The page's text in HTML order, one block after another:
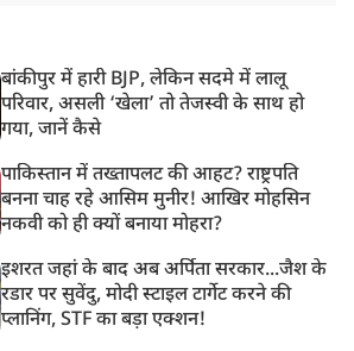
बांकीपुर में हारी BJP, लेकिन सदमे में लालू
परिवार, असली ‘खेला’ तो तेजस्वी के साथ हो
गया, जानें कैसे
पाकिस्तान में तख्तापलट की आहट? राष्ट्रपति
बनना चाह रहे आसिम मुनीर! आखिर मोहसिन
नकवी को ही क्यों बनाया मोहरा?
इशरत जहां के बाद अब अर्पिता सरकार...जैश के
रडार पर सुवेंदु, मोदी स्टाइल टार्गेट करने की
प्लानिंग, STF का बड़ा एक्शन!